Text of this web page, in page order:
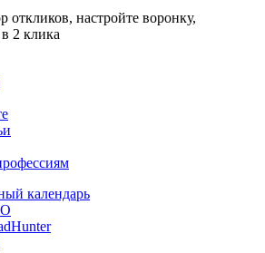
откликов, настройте воронку,
2 клика
календарь